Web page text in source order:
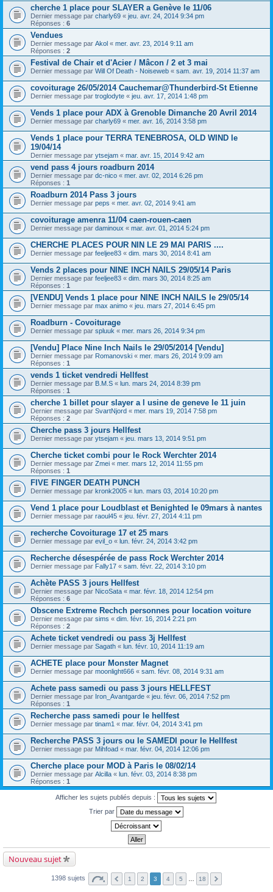
cherche 1 place pour SLAYER a Genève le 11/06
Dernier message par charly69 « jeu. avr. 24, 2014 9:34 pm
Réponses : 6
Vendues
Dernier message par Akol « mer. avr. 23, 2014 9:11 am
Réponses : 2
Festival de Chair et d'Acier / Mâcon / 2 et 3 mai
Dernier message par Will Of Death - Noiseweb « sam. avr. 19, 2014 11:37 am
covoiturage 26/05/2014 Cauchemar@Thunderbird-St Etienne
Dernier message par troglodyte « jeu. avr. 17, 2014 1:48 pm
Vends 1 place pour ADX à Grenoble Dimanche 20 Avril 2014
Dernier message par charly69 « mer. avr. 16, 2014 3:58 pm
Vends 1 place pour TERRA TENEBROSA, OLD WIND le
19/04/14
Dernier message par ytsejam « mar. avr. 15, 2014 9:42 am
vend pass 4 jours roadburn 2014
Dernier message par dc-nico « mer. avr. 02, 2014 6:26 pm
Réponses : 1
Roadburn 2014 Pass 3 jours
Dernier message par peps « mer. avr. 02, 2014 9:41 am
covoiturage amenra 11/04 caen-rouen-caen
Dernier message par daminoux « mar. avr. 01, 2014 5:24 pm
CHERCHE PLACES POUR NIN LE 29 MAI PARIS ....
Dernier message par feeljee83 « dim. mars 30, 2014 8:41 am
Vends 2 places pour NINE INCH NAILS 29/05/14 Paris
Dernier message par feeljee83 « dim. mars 30, 2014 8:25 am
Réponses : 1
[VENDU] Vends 1 place pour NINE INCH NAILS le 29/05/14
Dernier message par max animo « jeu. mars 27, 2014 6:45 pm
Roadburn - Covoiturage
Dernier message par spluuk « mer. mars 26, 2014 9:34 pm
[Vendu] Place Nine Inch Nails le 29/05/2014 [Vendu]
Dernier message par Romanovski « mer. mars 26, 2014 9:09 am
Réponses : 1
vends 1 ticket vendredi Hellfest
Dernier message par B.M.S « lun. mars 24, 2014 8:39 pm
Réponses : 1
cherche 1 billet pour slayer a l usine de geneve le 11 juin
Dernier message par SvartNjord « mer. mars 19, 2014 7:58 pm
Réponses : 2
Cherche pass 3 jours Hellfest
Dernier message par ytsejam « jeu. mars 13, 2014 9:51 pm
Cherche ticket combi pour le Rock Werchter 2014
Dernier message par Zmei « mer. mars 12, 2014 11:55 pm
Réponses : 1
FIVE FINGER DEATH PUNCH
Dernier message par kronk2005 « lun. mars 03, 2014 10:20 pm
Vend 1 place pour Loudblast et Benighted le 09mars à nantes
Dernier message par raoul45 « jeu. févr. 27, 2014 4:11 pm
recherche Covoiturage 17 et 25 mars
Dernier message par evil_o « lun. févr. 24, 2014 3:42 pm
Recherche désespérée de pass Rock Werchter 2014
Dernier message par Fally17 « sam. févr. 22, 2014 3:10 pm
Achète PASS 3 jours Hellfest
Dernier message par NicoSata « mar. févr. 18, 2014 12:54 pm
Réponses : 6
Obscene Extreme Rechch personnes pour location voiture
Dernier message par sims « dim. févr. 16, 2014 2:21 pm
Réponses : 2
Achete ticket vendredi ou pass 3j Hellfest
Dernier message par Sagath « lun. févr. 10, 2014 11:19 am
ACHETE place pour Monster Magnet
Dernier message par moonlight666 « sam. févr. 08, 2014 9:31 am
Achete pass samedi ou pass 3 jours HELLFEST
Dernier message par Iron_Avantgarde « jeu. févr. 06, 2014 7:52 pm
Réponses : 1
Recherche pass samedi pour le hellfest
Dernier message par tinam1 « mar. févr. 04, 2014 3:41 pm
Recherche PASS 3 jours ou le SAMEDI pour le Hellfest
Dernier message par Mihfoad « mar. févr. 04, 2014 12:06 pm
Cherche place pour MOD à Paris le 08/02/14
Dernier message par Alcilla « lun. févr. 03, 2014 8:38 pm
Réponses : 1
Afficher les sujets publiés depuis :
Trier par
Nouveau sujet
1398 sujets 1 2 3 4 5 18